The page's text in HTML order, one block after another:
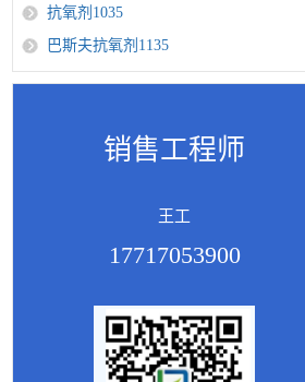
抗氧剂1035
巴斯夫抗氧剂1135
销售工程师
王工
17717053900